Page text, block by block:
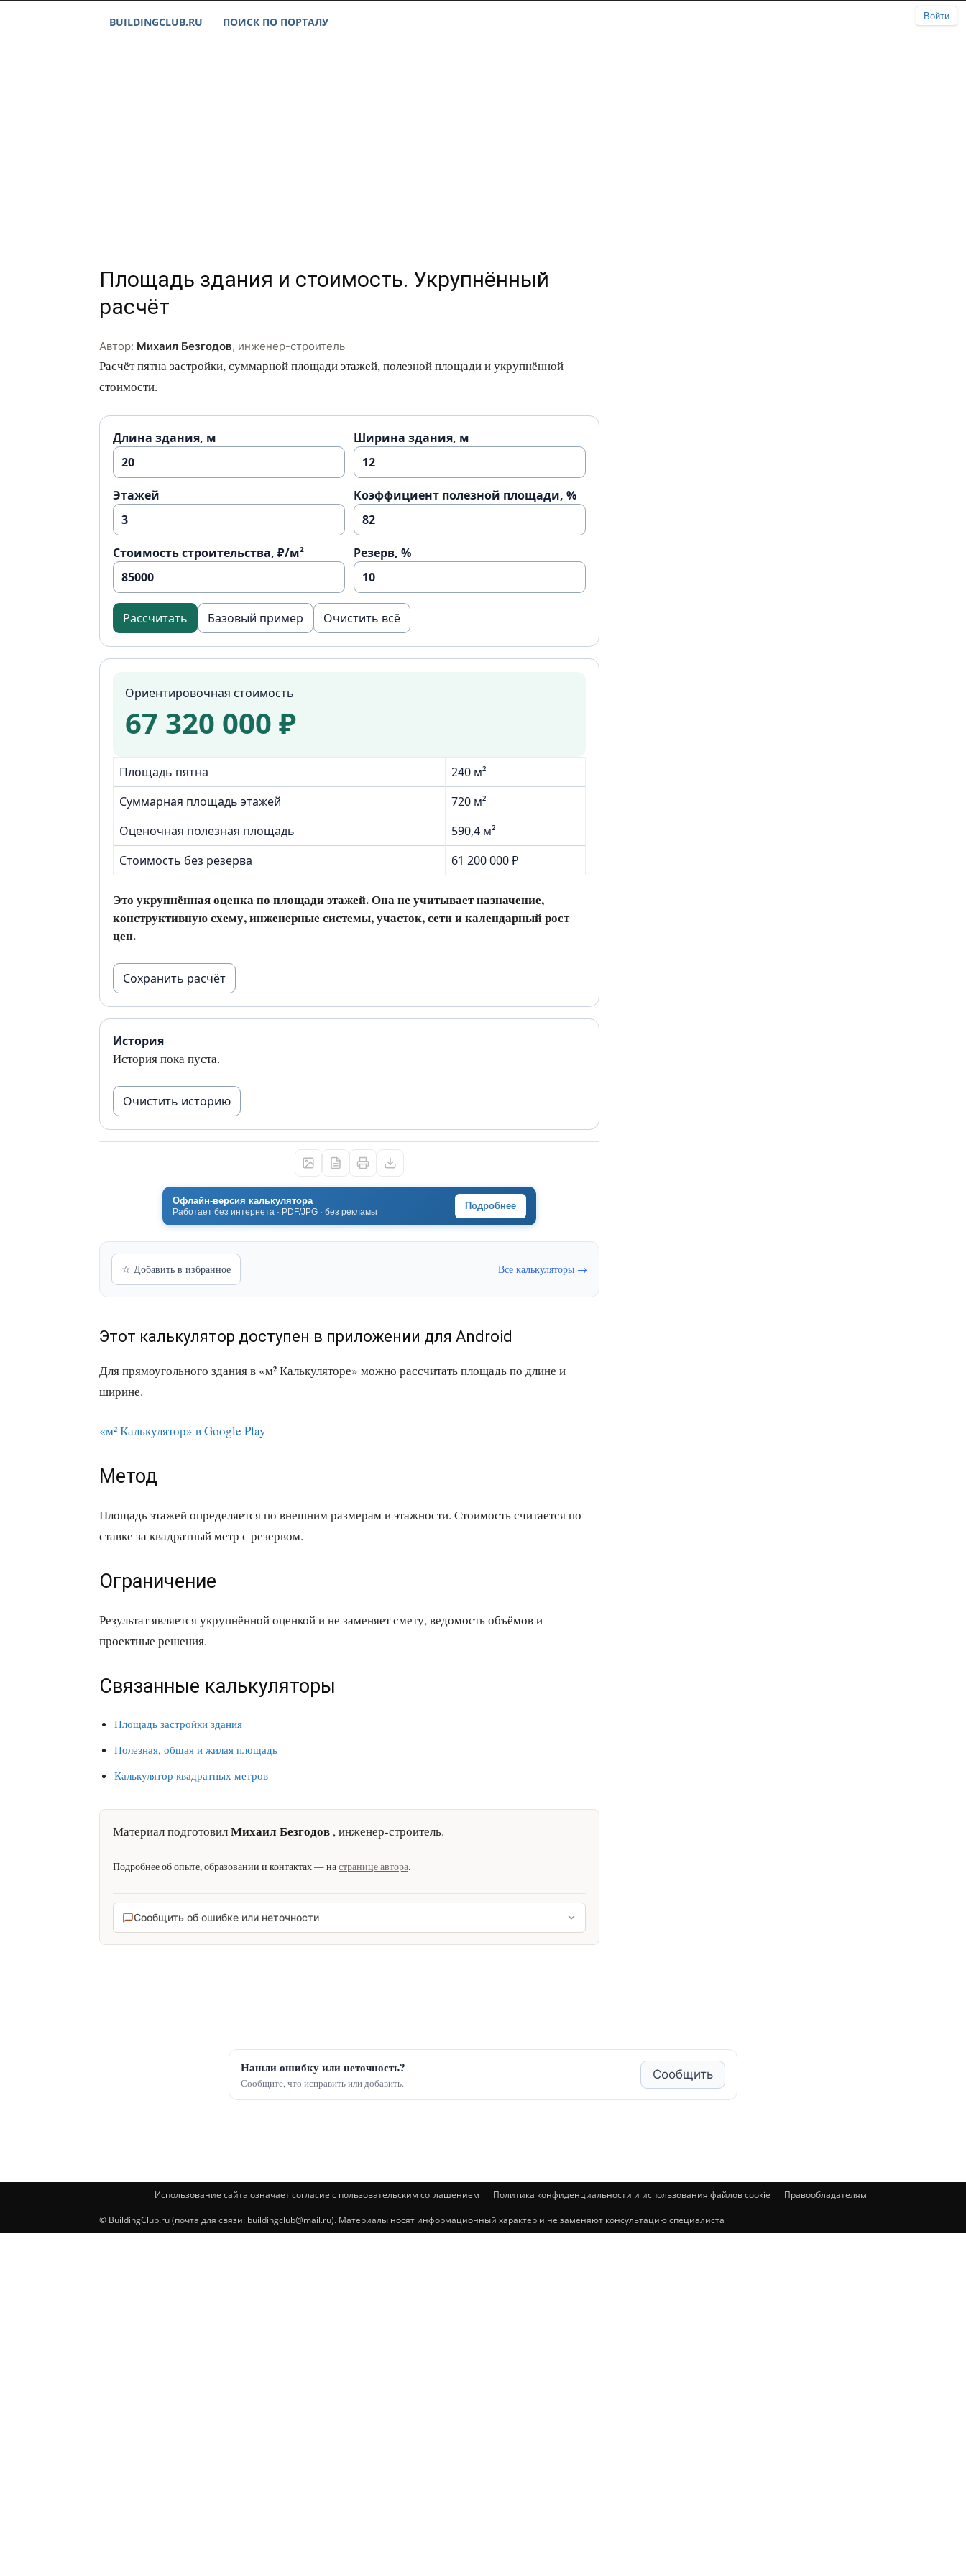
BUILDINGCLUB.RU ПОИСК ПО ПОРТАЛУ
Площадь здания и стоимость. Укрупнённый
расчёт
Автор: Михаил Безгодов, инженер-строитель
Расчёт пятна застройки, суммарной площади этажей, полезной площади и укрупнённой
стоимости.
Длина здания, м Ширина здания, м
Этажей Коэффициент полезной площади, %
Стоимость строительства, ₽/м² Резерв, %
Рассчитать Базовый пример Очистить всё
Ориентировочная стоимость
67 320 000 ₽
Площадь пятна
240 м²
Суммарная площадь этажей
720 м²
Оценочная полезная площадь
590,4 м²
Стоимость без резерва
61 200 000 ₽
Это укрупнённая оценка по площади этажей. Она не учитывает назначение,
конструктивную схему, инженерные системы, участок, сети и календарный рост
цен.
Сохранить расчёт
История
История пока пуста.
Очистить историю
Офлайн-версия калькулятора
Работает без интернета · PDF/JPG · без рекламы
Подробнее
☆ Добавить в избранное Все калькуляторы →
Этот калькулятор доступен в приложении для Android
Для прямоугольного здания в «м² Калькуляторе» можно рассчитать площадь по длине и
ширине.
«м² Калькулятор» в Google Play
Метод
Площадь этажей определяется по внешним размерам и этажности. Стоимость считается по
ставке за квадратный метр с резервом.
Ограничение
Результат является укрупнённой оценкой и не заменяет смету, ведомость объёмов и
проектные решения.
Связанные калькуляторы
Площадь застройки здания
Полезная, общая и жилая площадь
Калькулятор квадратных метров
Материал подготовилМихаил Безгодов ,инженер-строитель.
Подробнее об опыте, образовании и контактах — настранице автора.
Сообщить об ошибке или неточности
Нашли ошибку или неточность?
Сообщите, что исправить или добавить.
Сообщить
Использование сайта означает согласие с пользовательским соглашением Политика конфиденциальности и использования файлов cookie Правообладателям
© BuildingClub.ru (почта для связи: buildingclub@mail.ru). Материалы носят информационный характер и не заменяют консультацию специалиста
Войти